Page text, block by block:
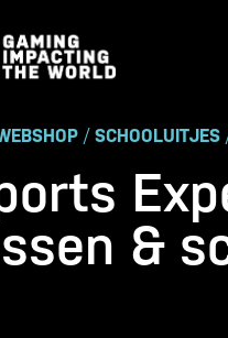
/ SCHOOLUITJES
&